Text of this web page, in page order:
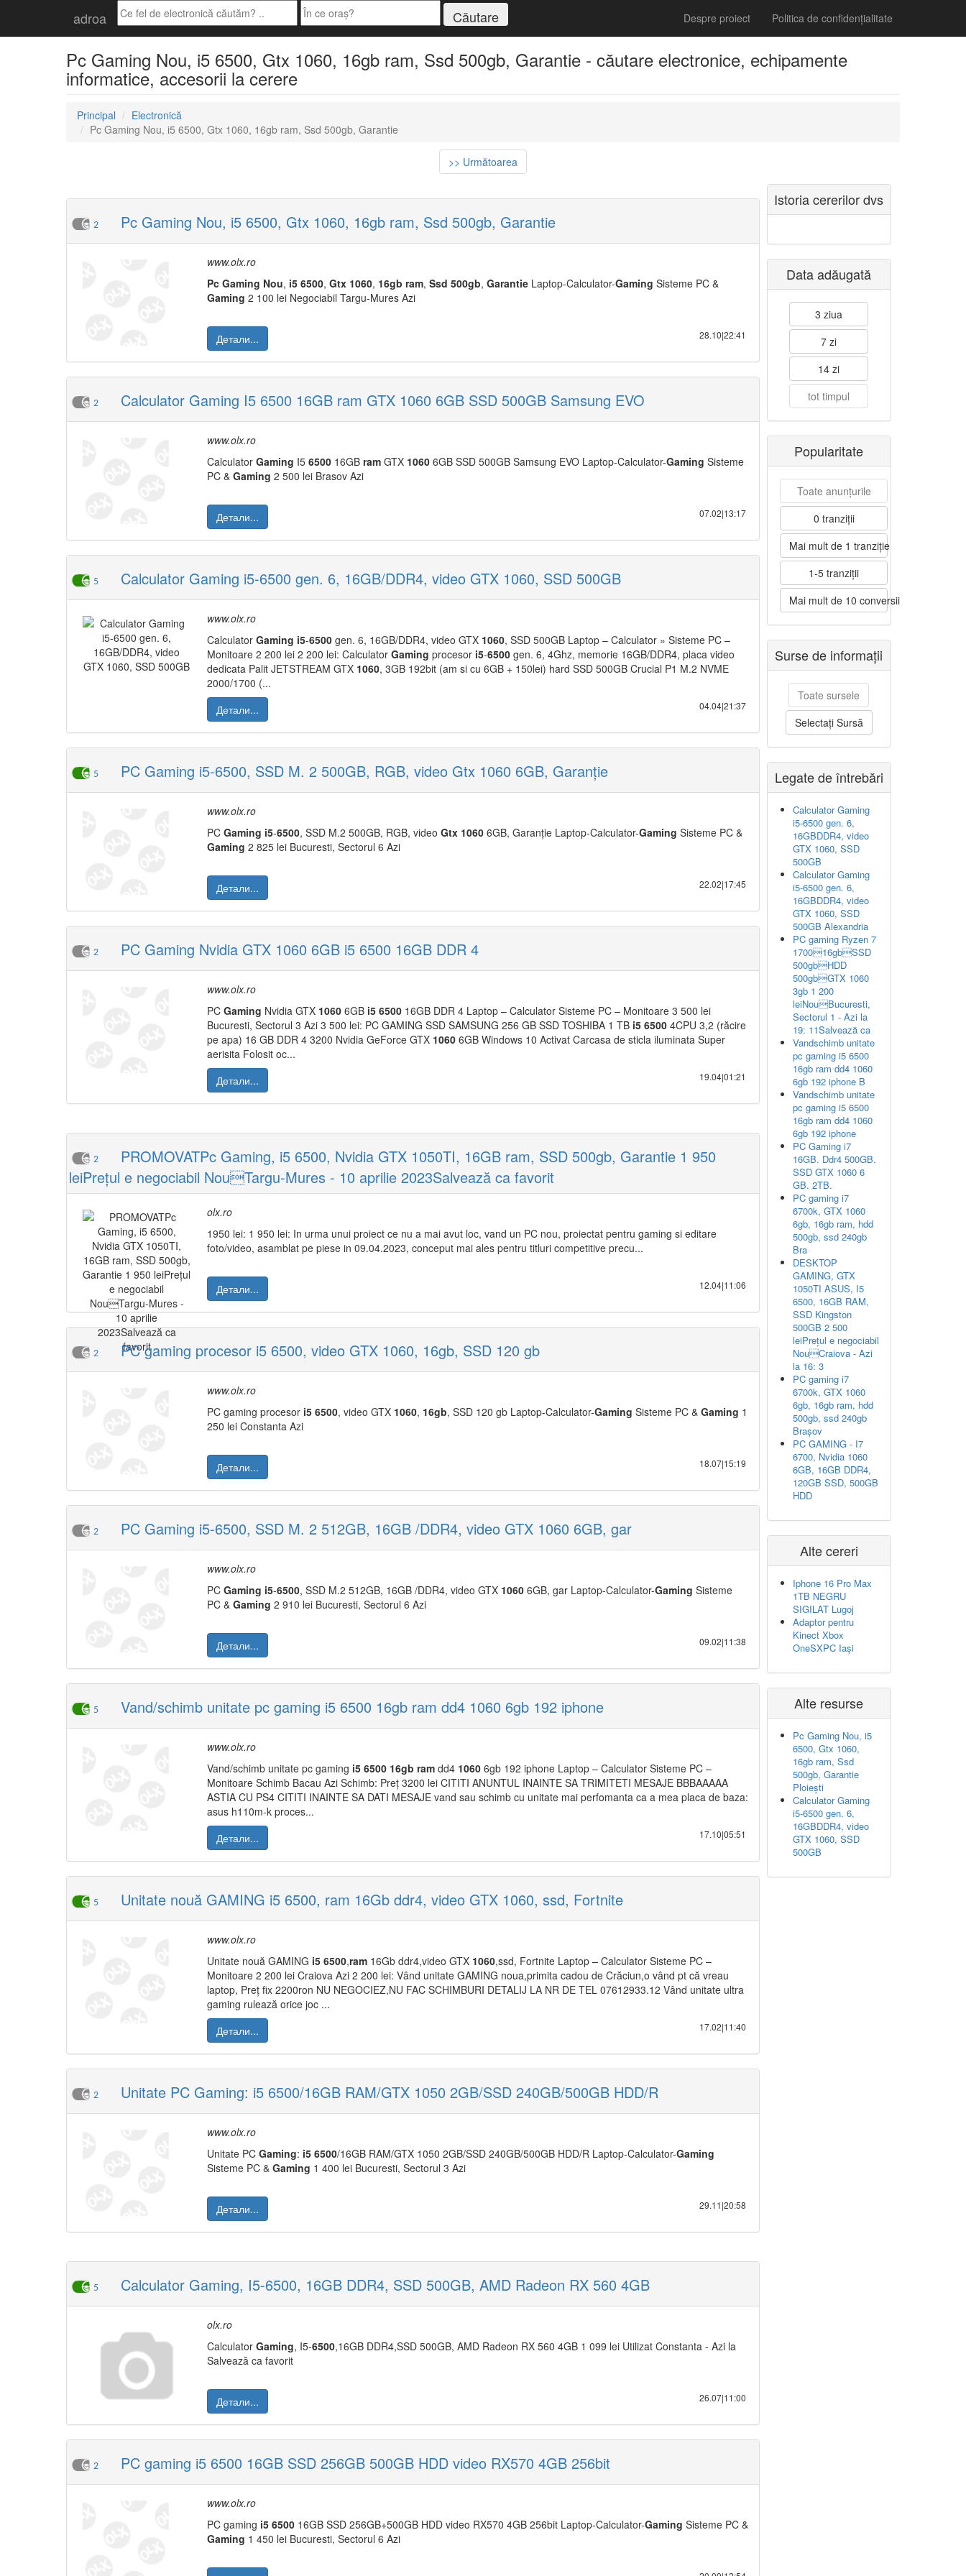
adroa Despre proiect Politica de confidențialitate
Pc Gaming Nou, i5 6500, Gtx 1060, 16gb ram, Ssd 500gb, Garantie - căutare electronice, echipamente
informatice, accesorii la cerere
Principal
Electronică
Pc Gaming Nou, i5 6500, Gtx 1060, 16gb ram, Ssd 500gb, Garantie
>> Următoarea
2 Pc Gaming Nou, i5 6500, Gtx 1060, 16gb ram, Ssd 500gb, Garantie
www.olx.ro
Pc Gaming Nou, i5 6500, Gtx 1060, 16gb ram, Ssd 500gb, Garantie Laptop-Calculator-Gaming Sisteme PC &
Gaming 2 100 lei Negociabil Targu-Mures Azi
Детали... 28.10|22:41
2 Calculator Gaming I5 6500 16GB ram GTX 1060 6GB SSD 500GB Samsung EVO
www.olx.ro
Calculator Gaming I5 6500 16GB ram GTX 1060 6GB SSD 500GB Samsung EVO Laptop-Calculator-Gaming Sisteme
PC & Gaming 2 500 lei Brasov Azi
Детали... 07.02|13:17
5 Calculator Gaming i5-6500 gen. 6, 16GB/DDR4, video GTX 1060, SSD 500GB
www.olx.ro
Calculator Gaming i5-6500 gen. 6, 16GB/DDR4, video GTX 1060, SSD 500GB Laptop – Calculator » Sisteme PC –
Monitoare 2 200 lei 2 200 lei: Calculator Gaming procesor i5-6500 gen. 6, 4Ghz, memorie 16GB/DDR4, placa video
dedicata Palit JETSTREAM GTX 1060, 3GB 192bit (am si cu 6GB + 150lei) hard SSD 500GB Crucial P1 M.2 NVME
2000/1700 (...
Детали...
04.04|21:37
5 PC Gaming i5-6500, SSD M. 2 500GB, RGB, video Gtx 1060 6GB, Garanție
www.olx.ro
PC Gaming i5-6500, SSD M.2 500GB, RGB, video Gtx 1060 6GB, Garanție Laptop-Calculator-Gaming Sisteme PC &
Gaming 2 825 lei Bucuresti, Sectorul 6 Azi
Детали... 22.02|17:45
2 PC Gaming Nvidia GTX 1060 6GB i5 6500 16GB DDR 4
www.olx.ro
PC Gaming Nvidia GTX 1060 6GB i5 6500 16GB DDR 4 Laptop – Calculator Sisteme PC – Monitoare 3 500 lei
Bucuresti, Sectorul 3 Azi 3 500 lei: PC GAMING SSD SAMSUNG 256 GB SSD TOSHIBA 1 TB i5 6500 4CPU 3,2 (răcire
pe apa) 16 GB DDR 4 3200 Nvidia GeForce GTX 1060 6GB Windows 10 Activat Carcasa de sticla iluminata Super
aerisita Folosit oc...
Детали...
19.04|01:21
2
PROMOVATPc Gaming, i5 6500, Nvidia GTX 1050TI, 16GB ram, SSD 500gb, Garantie 1 950
leiPrețul e negociabil NouTargu-Mures - 10 aprilie 2023Salvează ca favorit
olx.ro
1950 lei: 1 950 lei: In urma unui proiect ce nu a mai avut loc, vand un PC nou, proiectat pentru gaming si editare
foto/video, asamblat pe piese in 09.04.2023, conceput mai ales pentru titluri competitive precu...
Детали... 12.04|11:06
2 PC gaming procesor i5 6500, video GTX 1060, 16gb, SSD 120 gb
www.olx.ro
PC gaming procesor i5 6500, video GTX 1060, 16gb, SSD 120 gb Laptop-Calculator-Gaming Sisteme PC & Gaming 1
250 lei Constanta Azi
Детали... 18.07|15:19
2 PC Gaming i5-6500, SSD M. 2 512GB, 16GB /DDR4, video GTX 1060 6GB, gar
www.olx.ro
PC Gaming i5-6500, SSD M.2 512GB, 16GB /DDR4, video GTX 1060 6GB, gar Laptop-Calculator-Gaming Sisteme
PC & Gaming 2 910 lei Bucuresti, Sectorul 6 Azi
Детали... 09.02|11:38
5 Vand/schimb unitate pc gaming i5 6500 16gb ram dd4 1060 6gb 192 iphone
www.olx.ro
Vand/schimb unitate pc gaming i5 6500 16gb ram dd4 1060 6gb 192 iphone Laptop – Calculator Sisteme PC –
Monitoare Schimb Bacau Azi Schimb: Preț 3200 lei CITITI ANUNTUL INAINTE SA TRIMITETI MESAJE BBBAAAAA
ASTIA CU PS4 CITITI INAINTE SA DATI MESAJE vand sau schimb cu unitate mai perfomanta ca a mea placa de baza:
asus h110m-k proces...
Детали...
17.10|05:51
5 Unitate nouă GAMING i5 6500, ram 16Gb ddr4, video GTX 1060, ssd, Fortnite
www.olx.ro
Unitate nouă GAMING i5 6500,ram 16Gb ddr4,video GTX 1060,ssd, Fortnite Laptop – Calculator Sisteme PC –
Monitoare 2 200 lei Craiova Azi 2 200 lei: Vând unitate GAMING noua,primita cadou de Crăciun,o vând pt că vreau
laptop, Preț fix 2200ron NU NEGOCIEZ,NU FAC SCHIMBURI DETALIJ LA NR DE TEL 07612933.12 Vând unitate ultra
gaming rulează orice joc ...
Детали...
17.02|11:40
2 Unitate PC Gaming: i5 6500/16GB RAM/GTX 1050 2GB/SSD 240GB/500GB HDD/R
www.olx.ro
Unitate PC Gaming: i5 6500/16GB RAM/GTX 1050 2GB/SSD 240GB/500GB HDD/R Laptop-Calculator-Gaming
Sisteme PC & Gaming 1 400 lei Bucuresti, Sectorul 3 Azi
Детали... 29.11|20:58
5 Calculator Gaming, I5-6500, 16GB DDR4, SSD 500GB, AMD Radeon RX 560 4GB
olx.ro
Calculator Gaming, I5-6500,16GB DDR4,SSD 500GB, AMD Radeon RX 560 4GB 1 099 lei Utilizat Constanta - Azi la
Salvează ca favorit
Детали... 26.07|11:00
2 PC gaming i5 6500 16GB SSD 256GB 500GB HDD video RX570 4GB 256bit
www.olx.ro
PC gaming i5 6500 16GB SSD 256GB+500GB HDD video RX570 4GB 256bit Laptop-Calculator-Gaming Sisteme PC &
Gaming 1 450 lei Bucuresti, Sectorul 6 Azi
Istoria cererilor dvs
Data adăugată
3 ziua
7 zi
14 zi
tot timpul
Popularitate
Toate anunțurile
0 tranziții
Mai mult de 1 tranziție
1-5 tranziții
Mai mult de 10 conversii
Surse de informații
Toate sursele
Selectați Sursă
Legate de întrebări
Calculator Gaming
i5-6500 gen. 6,
16GBDDR4, video
GTX 1060, SSD
500GB
Calculator Gaming
i5-6500 gen. 6,
16GBDDR4, video
GTX 1060, SSD
500GB Alexandria
PC gaming Ryzen 7
170016gbSSD
500gbHDD
500gbGTX 1060
3gb 1 200
leiNouBucuresti,
Sectorul 1 - Azi la
19: 11Salvează ca
Vandschimb unitate
pc gaming i5 6500
16gb ram dd4 1060
6gb 192 iphone B
Vandschimb unitate
pc gaming i5 6500
16gb ram dd4 1060
6gb 192 iphone
PC Gaming i7
16GB. Ddr4 500GB.
SSD GTX 1060 6
GB. 2TB.
PC gaming i7
6700k, GTX 1060
6gb, 16gb ram, hdd
500gb, ssd 240gb
Bra
DESKTOP
GAMING, GTX
1050TI ASUS, I5
6500, 16GB RAM,
SSD Kingston
500GB 2 500
leiPrețul e negociabil
NouCraiova - Azi
la 16: 3
PC gaming i7
6700k, GTX 1060
6gb, 16gb ram, hdd
500gb, ssd 240gb
Brașov
PC GAMING - I7
6700, Nvidia 1060
6GB, 16GB DDR4,
120GB SSD, 500GB
HDD
Alte cereri
Iphone 16 Pro Max
1TB NEGRU
SIGILAT Lugoj
Adaptor pentru
Kinect Xbox
OneSXPC Iași
Alte resurse
Pc Gaming Nou, i5
6500, Gtx 1060,
16gb ram, Ssd
500gb, Garantie
Ploiești
Calculator Gaming
i5-6500 gen. 6,
16GBDDR4, video
GTX 1060, SSD
500GB